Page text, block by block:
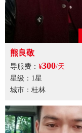
熊良敬
导服费： ¥300/天
星级：1星
城市：桂林